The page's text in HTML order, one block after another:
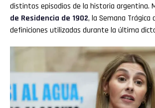
distintos episodios de la historia argentina.
de Residencia de 1902, la Semana Trágica
definiciones utilizadas durante la última